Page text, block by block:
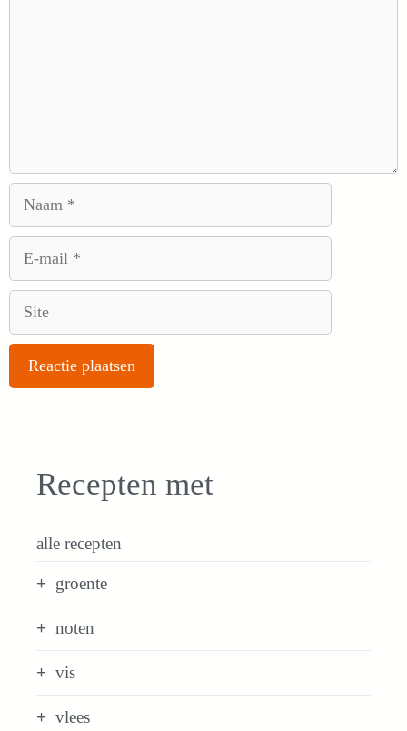
Recepten met
alle recepten
groente
noten
vis
vlees